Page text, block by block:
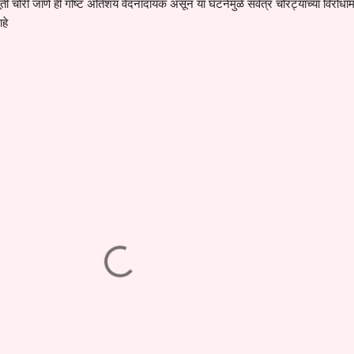
चोरी जाणे ही गोष्ट अतिशय वेदनादायक असून या घटनेमुळे सर्वत्र चोरट्यांच्या